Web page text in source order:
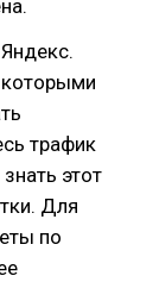
которыми
трафик
этот
Для
по